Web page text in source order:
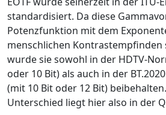
standardisiert. Da diese
Potenzfunktion mit dem
menschlichen Kontrastempfinden
wurde sie sowohl in der HDTV-
oder 10 Bit) als auch in der
(mit 10 Bit oder 12 Bit)
Unterschied liegt hier also in der